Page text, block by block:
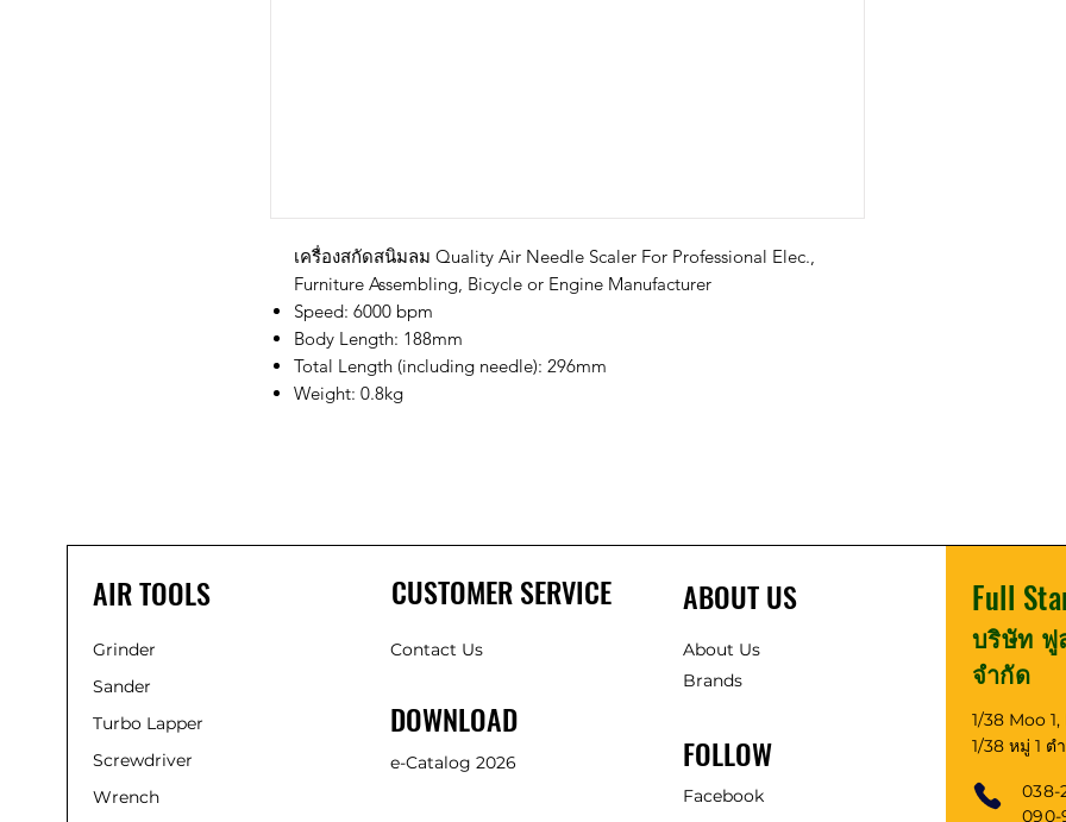
เครื่องสกัดสนิมลม Quality Air Needle Scaler For Professional Elec.,
Furniture Assembling, Bicycle or Engine Manufacturer
Speed: 6000 bpm
Body Length: 188mm
Total Length (including needle): 296mm
Weight: 0.8kg
AIR TOOLS
Grinder
Sander
Turbo Lapper
Screwdriver
Wrench
CUSTOMER SERVICE
Contact Us
DOWNLOAD
e-Catalog 2026
ABOUT US
About Us
Brands
FOLLOW
Facebook
Full
บริษัท ฟู
จำกัด
1/38 Moo
1/38 หมู่ 1 ต
038-